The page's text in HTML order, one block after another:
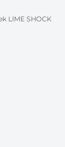
LIME SHOCK